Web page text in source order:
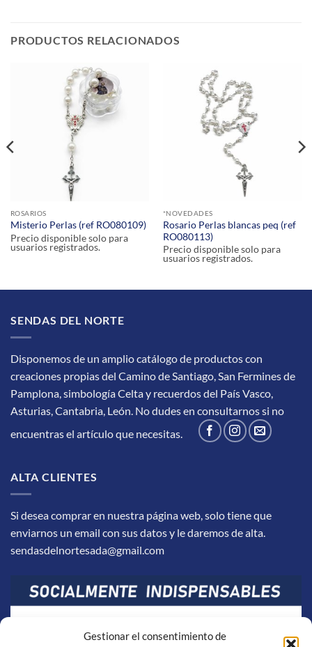
Gestionar el consentimiento de
PRODUCTOS RELACIONADOS
ROSARIOS
Misterio Perlas (ref RO080109)
Precio disponible solo para
usuarios registrados.
*NOVEDADES
Rosario Perlas blancas peq (ref
RO080113)
Precio disponible solo para
usuarios registrados.
SENDAS DEL NORTE
Disponemos de un amplio catálogo de productos con
creaciones propias del Camino de Santiago, San Fermines de
Pamplona, simbología Celta y recuerdos del País Vasco,
Asturias, Cantabria, León. No dudes en consultarnos si no
encuentras el artículo que necesitas.
ALTA CLIENTES
Si desea comprar en nuestra página web, solo tiene que
enviarnos un email con sus datos y le daremos de alta.
sendasdelnortesada@gmail.com